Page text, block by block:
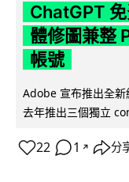
ChatGPT
體修圖兼整
帳號
Adobe 宣布推出全
去年推出三個獨立
22 1 ↗ 分